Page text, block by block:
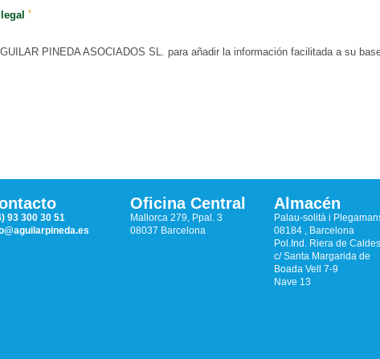
*
PINEDA ASOCIADOS SL. para añadir la información facilitada a su
93 300 30 51
Oficina Central
Mallorca 279, Ppal. 3
08037 Barcelona
Almacén
Palau-solità i
08184 , Barcelona
Pol.Ind. Riera de
c/ Santa Margarida de
Boada Vell 7-9
Nave 13